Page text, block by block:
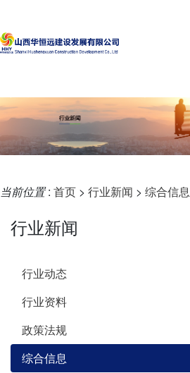
当前位置: 首页 > 行业新闻 > 综合信息
行业新闻
行业动态
行业资料
政策法规
综合信息